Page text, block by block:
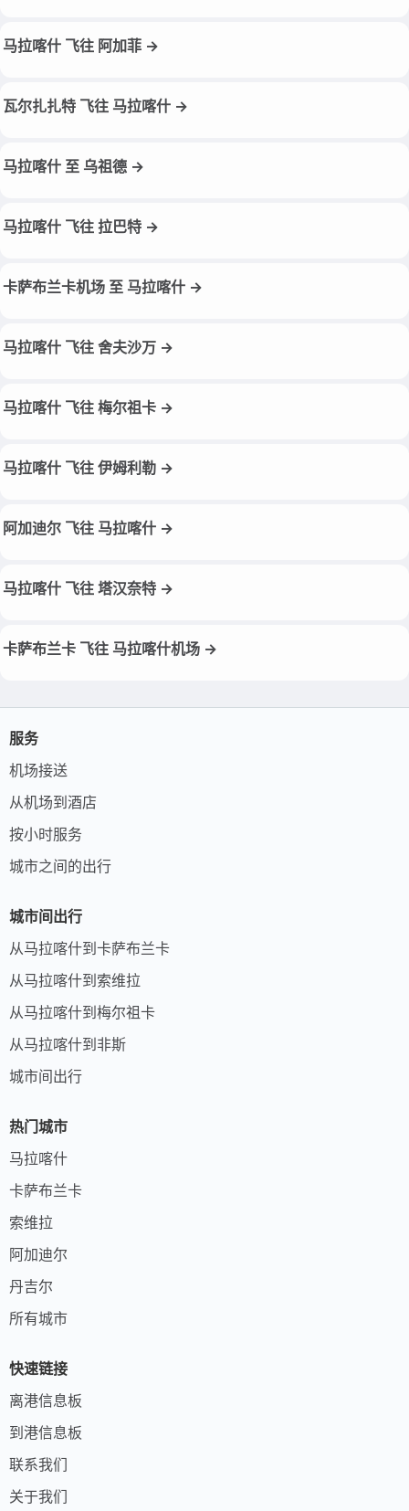
马拉喀什 飞往 阿加菲 →
瓦尔扎扎特 飞往 马拉喀什 →
马拉喀什 至 乌祖德 →
马拉喀什 飞往 拉巴特 →
卡萨布兰卡机场 至 马拉喀什 →
马拉喀什 飞往 舍夫沙万 →
马拉喀什 飞往 梅尔祖卡 →
马拉喀什 飞往 伊姆利勒 →
阿加迪尔 飞往 马拉喀什 →
马拉喀什 飞往 塔汉奈特 →
卡萨布兰卡 飞往 马拉喀什机场 →
服务
机场接送
从机场到酒店
按小时服务
城市之间的出行
城市间出行
从马拉喀什到卡萨布兰卡
从马拉喀什到索维拉
从马拉喀什到梅尔祖卡
从马拉喀什到非斯
城市间出行
热门城市
马拉喀什
卡萨布兰卡
索维拉
阿加迪尔
丹吉尔
所有城市
快速链接
离港信息板
到港信息板
联系我们
关于我们